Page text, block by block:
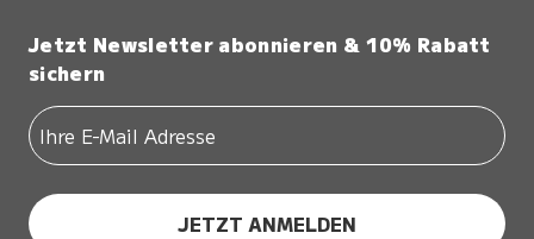
Jetzt Newsletter abonnieren & 10% Rabatt
sichern
JETZT ANMELDEN